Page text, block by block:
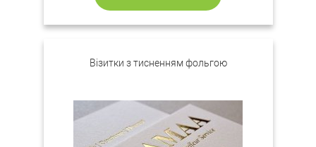
Візитки з тисненням фольгою